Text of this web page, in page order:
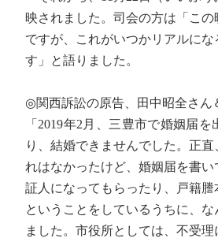
映されました。司会の方は「こ
ですが、これがいつかリアルにな
す」と語りました。
◎関西訴訟の原告、田中昭全さん
「2019年2月、三豊市で婚姻届
り、結婚できませんでした。正
れはなかったけど、婚姻届を書
証人になってもらったり、戸籍謄
ということをしているうちに、な
ました。市役所としては、不受